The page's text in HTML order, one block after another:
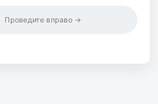
Проведите вправо →